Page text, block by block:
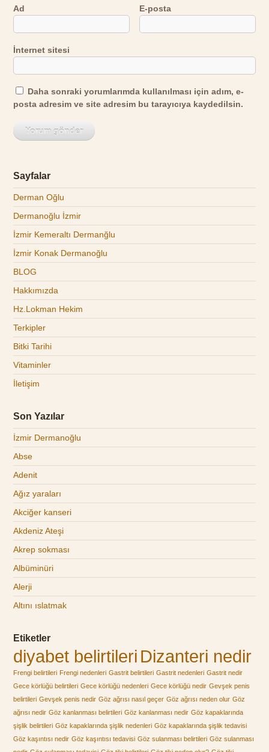
Ad E-posta
İnternet sitesi
Daha sonraki yorumlarımda kullanılması için adım, e-
posta adresim ve site adresim bu tarayıcıya kaydedilsin.
Sayfalar
Derman Oğlu
Dermanoğlu İzmir
İzmir Kemeraltı Dermanğlu
İzmir Konak Dermanoğlu
BLOG
Hakkımızda
Hz.Lokman Hekim
Terkipler
Bitki Tarihi
Vitaminler
İletişim
Son Yazılar
İzmir Dermanoğlu
Abse
Adenit
Ağız yaraları
Akciğer kanseri
Akdeniz Ateşi
Akrep sokması
Albüminüri
Alerji
Altını ıslatmak
Etiketler
diyabet belirtileri Dizanteri nedir
Frengi belirtileri Frengi nedenleri Gastrit belirtileri Gastrit nedenleri Gastrit nedir
Gece körlüğü belirtileri Gece körlüğü nedenleri Gece körlüğü nedir Gevşek penis
belirtileri Gevşek penis nedir Göz ağrısı nasıl geçer Göz ağrısı neden olur Göz
ağrısı nedir Göz kanlanması belirtileri Göz kanlanması nedir Göz kapaklarında
şişlik belirtileri Göz kapaklarında şişlik nedenleri Göz kapaklarında şişlik tedavisi
Göz kaşıntısı nedir Göz kaşıntısı tedavisi Göz sulanması belirtileri Göz sulanması